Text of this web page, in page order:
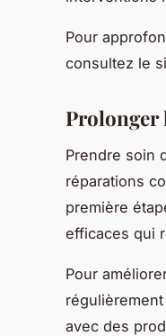
Pour
consultez le
Prolonger
Prendre soin
réparations
première
efficaces qui
Pour
avec des